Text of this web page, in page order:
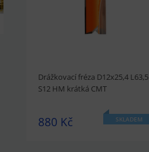
Drážkovací fréza D12x25,4 L63,5
S12 HM krátká CMT
880 Kč SKLADEM